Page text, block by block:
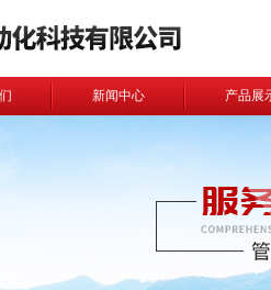
新闻中心 产品展